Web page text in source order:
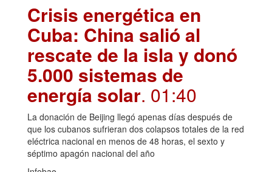
Crisis energética en
Cuba: China salió al
rescate de la isla y donó
5.000 sistemas de
energía solar. 01:40
La donación de Beijing llegó apenas días después de
que los cubanos sufrieran dos colapsos totales de la red
eléctrica nacional en menos de 48 horas, el sexto y
séptimo apagón nacional del año